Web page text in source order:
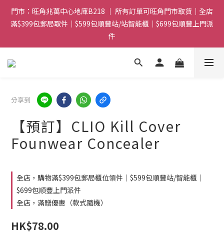
門市：旺角兆萬中心地庫B218 ｜ 所有訂單可旺角門市取貨｜全店
滿$399包郵局取件｜$599包順豐站/站智能櫃｜$699包順豐上門派
件
門市：旺角兆萬中心地庫B218 ｜ 所有訂單可旺角門市取貨｜全店
滿$399包郵局取件｜$599包順豐站/站智能櫃｜$699包順豐上門派
件
滿贈優惠🎁 滿$788送Gucci香水Sample｜ 滿$1088送Clarins 煥
門市：旺角兆萬中心地庫B218 ｜ 所有訂單可旺角門市取貨｜全店
滿$399包郵局取件｜$599包順豐站/站智能櫃｜$699包順豐上門派
件
分享到
【預訂】CLIO Kill Cover
Founwear Concealer
全店，購物滿$399包郵局櫃位領件｜$599包順豐站/智能櫃｜
$699包順豐上門派件
全店，滿贈優惠（款式隨機）
HK$78.00